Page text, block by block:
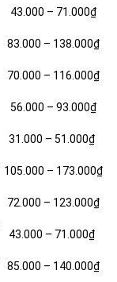
43.000 – 71.000₫
83.000 – 138.000₫
70.000 – 116.000₫
56.000 – 93.000₫
31.000 – 51.000₫
105.000 – 173.000₫
72.000 – 123.000₫
43.000 – 71.000₫
85.000 – 140.000₫